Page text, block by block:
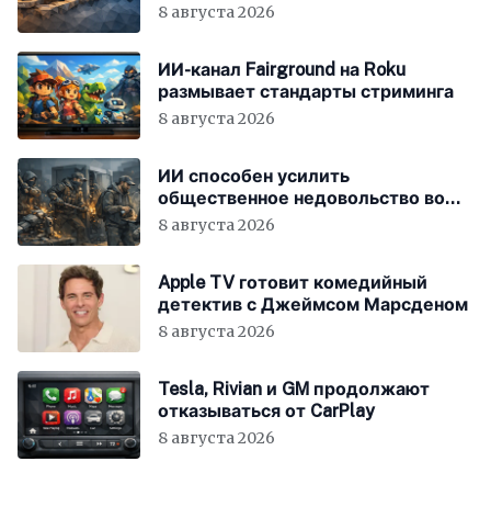
8 августа 2026
ИИ-канал Fairground на Roku
размывает стандарты стриминга
8 августа 2026
ИИ способен усилить
общественное недовольство во
всём мире
8 августа 2026
Apple TV готовит комедийный
детектив с Джеймсом Марсденом
8 августа 2026
Tesla, Rivian и GM продолжают
отказываться от CarPlay
8 августа 2026